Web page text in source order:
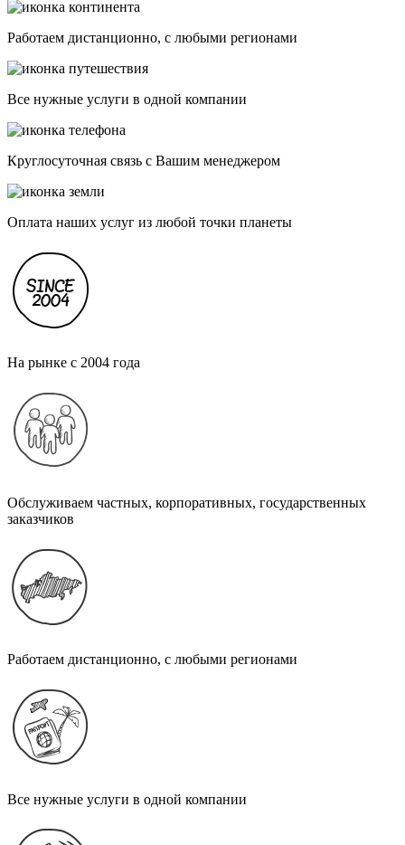
Работаем дистанционно, с любыми регионами
Все нужные услуги в одной компании
Круглосуточная связь с Вашим менеджером
Оплата наших услуг из любой точки планеты
На рынке с 2004 года
Обслуживаем частных, корпоративных, государственных
заказчиков
Работаем дистанционно, с любыми регионами
Все нужные услуги в одной компании